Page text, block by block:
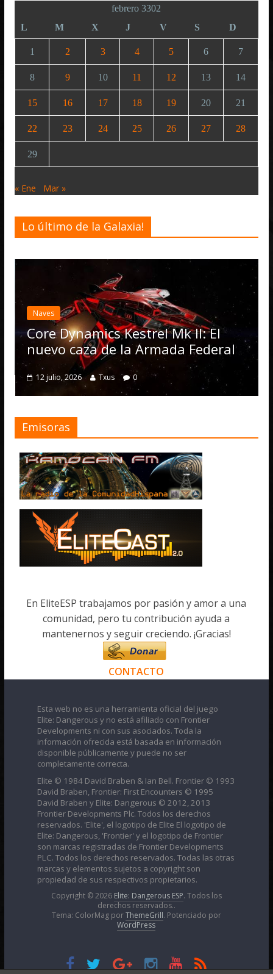
febrero 3302
L
M X J V S D
1 2 3 4 5 6 7
8 9 10 11 12 13 14
15 16 17 18 19 20 21
22 23 24 25 26 27 28
29
« Ene Mar »
Lo último de la Galaxia!
Kestrel Mk II: El
de la Armada Federal
Txus 0
Noticias
Elite
actualización
Operations,
numerosas
4 julio, 2026
Emisoras
En EliteESP trabajamos por pasión y amor a una
comunidad, pero tu contribución ayuda a
mantenernos y seguir creciendo. ¡Gracias!
CONTACTO
Esta web no es una herramienta oficial del juego
Elite: Dangerous y no está afiliado con Frontier
Developments ni con sus asociados. Toda la
información ofrecida está basada en información
disponible públicamente y puede no ser
completamente correcta.
Elite © 1984 David Braben & Ian Bell. Frontier © 1993
David Braben, Frontier: First Encounters © 1995
David Braben y Elite: Dangerous © 2012, 2013
Frontier Developments Plc. Todos los derechos
reservados. 'Elite', el logotipo de Elite El logotipo de
Elite: Dangerous, 'Frontier' y el logotipo de Frontier
son marcas registradas de Frontier Developments
PLC. Todos los derechos reservados. Todas las otras
marcas y elementos sujetos a copyright son
propiedad de sus respectivos propietarios.
Copyright © 2026 Elite: Dangerous ESP . Todos los
derechos reservados..
Tema: ColorMag porThemeGrill . Potenciado por
WordPress